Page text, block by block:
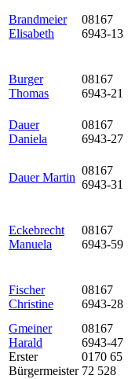
Brandmeier
Elisabeth
08167
6943-13
Burger
Thomas
08167
6943-21
Dauer
Daniela
08167
6943-27
Dauer Martin
08167
6943-31
Eckebrecht
Manuela
08167
6943-59
Fischer
Christine
08167
6943-28
Gmeiner
Harald
Erster
Bürgermeister
08167
6943-47
0170 65
72 528